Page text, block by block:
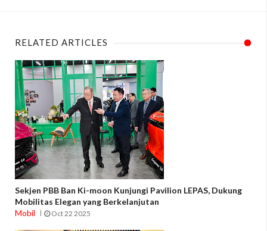
RELATED ARTICLES
Sekjen PBB Ban Ki-moon Kunjungi Pavilion LEPAS, Dukung
Mobilitas Elegan yang Berkelanjutan
Mobil
Oct 22 2025